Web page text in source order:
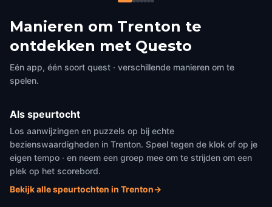
Manieren om Trenton te
ontdekken met Questo
Eén app, één soort quest · verschillende manieren om te
spelen.
Als speurtocht
Los aanwijzingen en puzzels op bij echte
bezienswaardigheden in Trenton. Speel tegen de klok of op je
eigen tempo · en neem een groep mee om te strijden om een
plek op het scorebord.
Bekijk alle speurtochten in Trenton→